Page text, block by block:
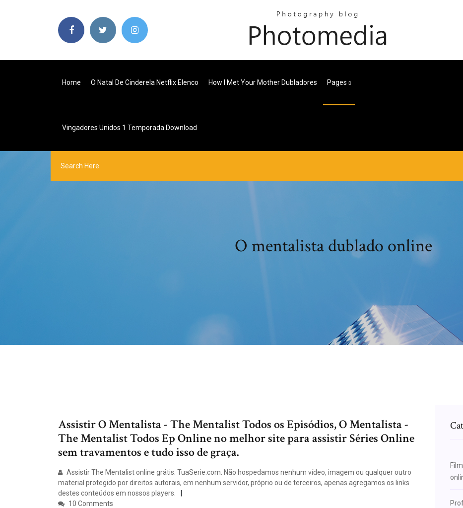
Home O Natal De Cinderela Netflix Elenco How I Met Your Mother Dubladores Pages
Vingadores Unidos 1 Temporada Download
O mentalista dublado online
Assistir O Mentalista - The Mentalist Todos os Episódios, O Mentalista -
The Mentalist Todos Ep Online no melhor site para assistir Séries Online
sem travamentos e tudo isso de graça.
Assistir The Mentalist online grátis. TuaSerie.com. Não hospedamos nenhum vídeo, imagem ou qualquer outro
material protegido por direitos autorais, em nenhum servidor, próprio ou de terceiros, apenas agregamos os links
destes conteúdos em nossos players.
10 Comments